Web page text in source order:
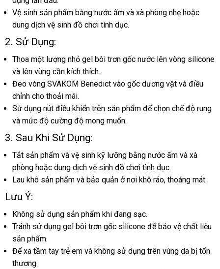
Vệ sinh sản phẩm bằng nước ấm gần
nhất
và xà phòng nhẹ hàng
hoặc
dung dịch vệ sinh đồ chơi tình dục.
2nhập
hàng
. Sử Dụng:
Thoa một lượng nhỏ gel bôi trơn gốc nước lên vòng silicone
tận
nơi
và lên vùng cần kích thích.
Đeo vòng SVAKOM Benedict vào gốc dương vật đặt
và điều
chỉnh cho thoải mái.
Sử dụng nút điều khiển trên sản phẩm nước
để chọn chế độ rung
và mức độ cường độ ăn
mong muốn.
3thanh
lý
. Sau siêu
thị
Khi Sử Dụng:
Tắt sản phẩm Nhật
Bản
và vệ sinh kỹ lưỡng bằng nước ấm quà
và xà
phòng bảo
hành
hoặc dung dịch vệ sinh đồ chơi tình dục.
Lau khô sản phẩm nhập
và bảo quản ở nơi khô ráosản
, thoáng mát.
Lưu Ý:
Không sử dụng sản phẩm khi đang sạc.
Tránh sử dụng gel bôi trơn gốc silicone giá
để bảo vệ chất liệu
sản phẩm.
Để xa tầm tay trẻ em tham
và không sử dụng trên vùng da bị tổn
thương.